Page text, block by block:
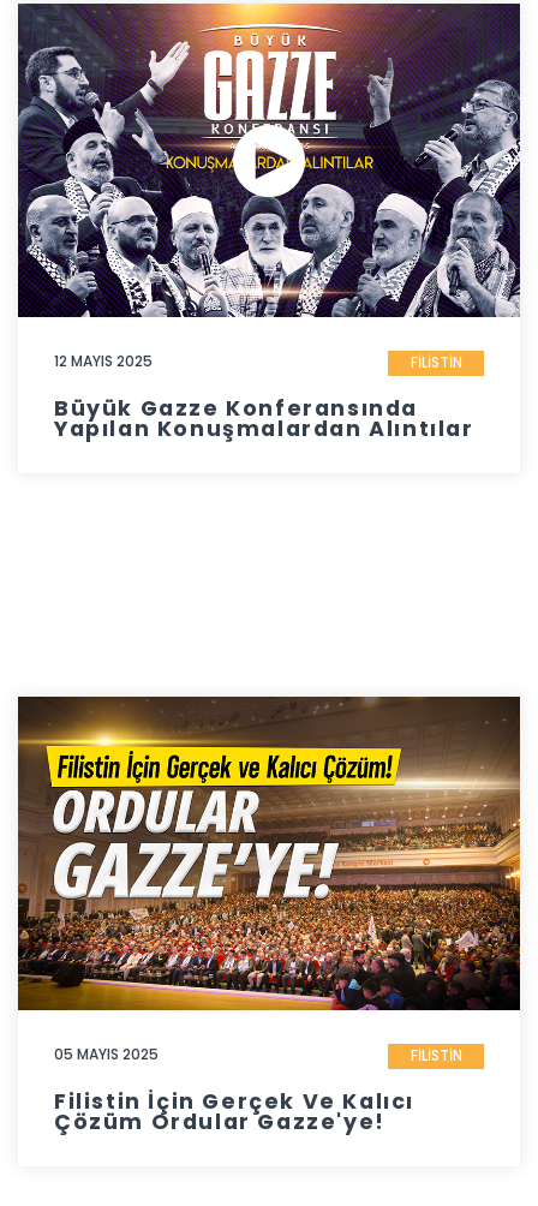
12 MAYIS 2025 FİLİSTİN
Büyük Gazze Konferansında
Yapılan Konuşmalardan Alıntılar
05 MAYIS 2025 FİLİSTİN
Filistin İçin Gerçek Ve Kalıcı
Çözüm Ordular Gazze'ye!